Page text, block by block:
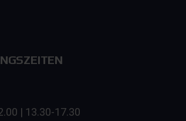
| 13.30-17.30